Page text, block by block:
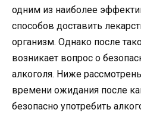
одним из наиболее
способов доставить
организм. Однако после
возникает вопрос о
алкоголя. Ниже
времени ожидания после
безопасно употребить